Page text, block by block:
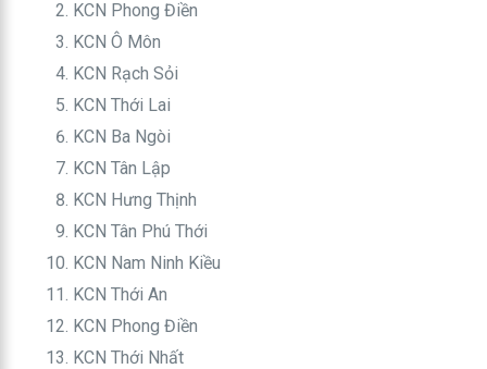
KCN Phong Điền
KCN Ô Môn
KCN Rạch Sỏi
KCN Thới Lai
KCN Ba Ngòi
KCN Tân Lập
KCN Hưng Thịnh
KCN Tân Phú Thới
KCN Nam Ninh Kiều
KCN Thới An
KCN Phong Điền
KCN Thới Nhất